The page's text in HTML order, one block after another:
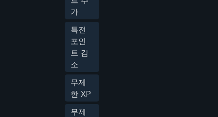
가
특전
포인
트 감
소
무제
한 XP
무제